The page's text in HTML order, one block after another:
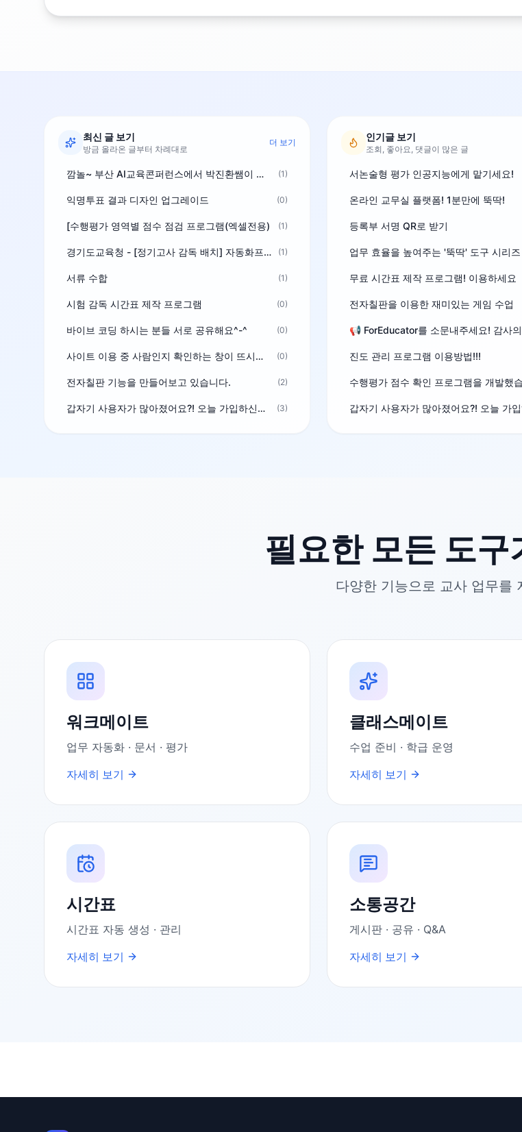
최신 글 보기
방금 올라온 글부터 차례대로
더 보기
깜놀~ 부산 AI교육콘퍼런스에서 박진환쌤이 상받으려 나오셨네요~ ^^ (1)
익명투표 결과 디자인 업그레이드 (0)
[수행평가 영역별 점수 점검 프로그램(엑셀전용) (1)
경기도교육청 - [정기고사 감독 배치] 자동화프로그램 보급 (1)
서류 수합 (1)
시험 감독 시간표 제작 프로그램 (0)
바이브 코딩 하시는 분들 서로 공유해요^-^ (0)
사이트 이용 중 사람인지 확인하는 창이 뜨시는 분은 알려주세요 (0)
전자칠판 기능을 만들어보고 있습니다. (2)
갑자기 사용자가 많아졌어요?! 오늘 가입하신분^^ (3)
인기글 보기
조회, 좋아요, 댓글이 많은 글
서논술형 평가 인공지능에게 맡기세요!
온라인 교무실 플랫폼! 1분만에 뚝딱!
등록부 서명 QR로 받기
업무 효율을 높여주는 '뚝딱' 도구 시리
무료 시간표 제작 프로그램! 이용하세요
전자칠판을 이용한 재미있는 게임 수업
진도 관리 프로그램 이용방법!!!
수행평가 점수 확인 프로그램을 개발했
필요한 모든 도구
다양한 기능으로 교사 업무를
워크메이트
업무 자동화 · 문서 · 평가
자세히 보기
클래스메이트
수업 준비 · 학급 운영
자세히 보기
시간표
시간표 자동 생성 · 관리
자세히 보기
소통공간
게시판 · 공유 · Q&A
자세히 보기